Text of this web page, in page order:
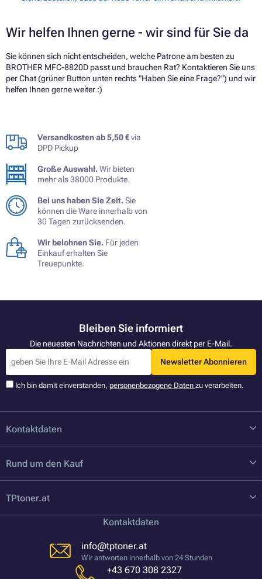
Wir helfen Ihnen gerne - wir sind für Sie da
Sie können sich nicht entscheiden, welche Patrone am besten zu
BROTHER MFC-8820D passt und brauchen Rat? Kontaktieren Sie uns
per Chat (grüner Button unten rechts "Haben Sie eine Frage?") und wir
helfen Ihnen gerne weiter :)
Versandkosten ab 5,50 €via
DPD Pickup
Große Auswahl.Wir bieten
mehr als 38000 Produkte.
Bei uns haben Sie Zeit.Sie
können die Ware innerhalb von
30 Tagen zurücksenden.
Wir belohnen Sie. Für jeden
Einkauf erhalten Sie
Treuepunkte.
Bleiben Sie informiert
Die neuesten Nachrichten und Aktionen direkt per E-Mail.
Newsletter Abonnieren
Ich bin damit einverstanden, personenbezogene Daten zu verarbeiten.
Kontaktdaten
Rund um den Kauf
TPtoner.at
Kontaktdaten
info@tptoner.at
Wir antworten innerhalb von 24 Stunden
+43 670 308 2327